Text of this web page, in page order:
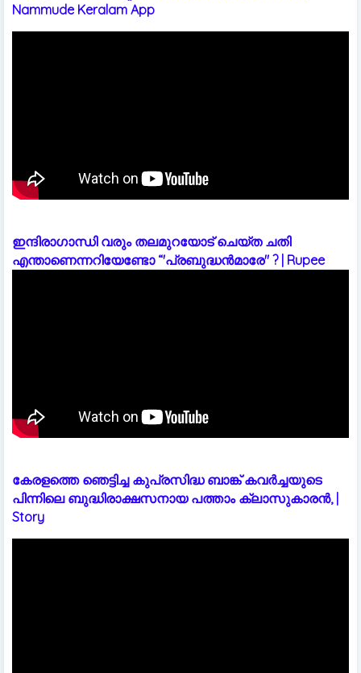
Nammude Keralam App
ഇന്ദിരാഗാന്ധി വരും തലമുറയോട് ചെയ്‌ത ചതി
എന്താണെന്നറിയേണ്ടോ “'പ്രബുദ്ധൻമാരേ" ? | Rupee
കേരളത്തെ ഞെട്ടിച്ച കുപ്രസിദ്ധ ബാങ്ക് കവർച്ചയുടെ
പിന്നിലെ ബുദ്ധിരാക്ഷസനായ പത്താം ക്ലാസുകാരൻ, |
Story